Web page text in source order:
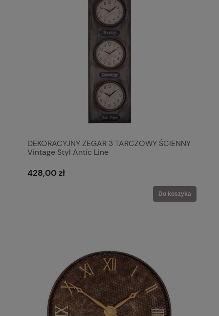
DEKORACYJNY ZEGAR 3 TARCZOWY ŚCIENNY
Vintage Styl Antic Line
428,00 zł
Do koszyka